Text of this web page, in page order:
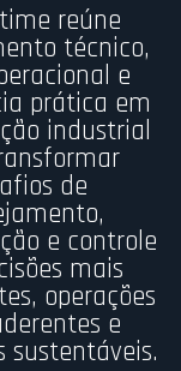
reúne
técnico,
e
prática em
industrial
de
e controle
mais
operações
e
sustentáveis.